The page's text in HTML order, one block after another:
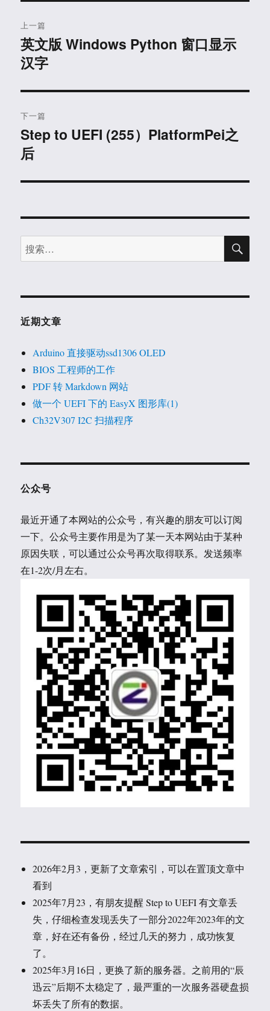
章
导
航
上一篇
上
篇
章：
英文版 Windows Python 窗口显示
汉字
下一篇
下
篇
章：
Step to UEFI (255）PlatformPei之
后
搜
索：
搜
近期文章
Arduino 直接驱动ssd1306 OLED
BIOS 工程师的工作
PDF 转 Markdown 网站
做一个 UEFI 下的 EasyX 图形库(1)
Ch32V307 I2C 扫描程序
公众号
最近开通了本网站的公众号，有兴趣的朋友可以订阅
一下。公众号主要作用是为了某一天本网站由于某种
原因失联，可以通过公众号再次取得联系。发送频率
在1-2次/月左右。
2026年2月3，更新了文章索引，可以在置顶文章中
看到
2025年7月23，有朋友提醒 Step to UEFI 有文章丢
失，仔细检查发现丢失了一部分2022年2023年的文
章，好在还有备份，经过几天的努力，成功恢复
了。
2025年3月16日，更换了新的服务器。之前用的“辰
迅云”后期不太稳定了，最严重的一次服务器硬盘损
坏丢失了所有的数据。